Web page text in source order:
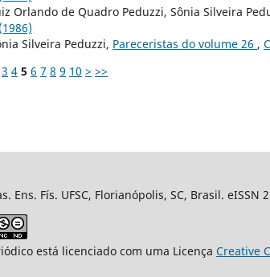
Orlando de Quadro Peduzzi, Sônia Silveira
Silveira Peduzzi, Pareceristas do volume 26 ,
3 4 5 6 7 8 9 10 > >>
Ens. Fís. UFSC, Florianópolis, SC, Brasil. eISSN
está licenciado com uma Licença Creative